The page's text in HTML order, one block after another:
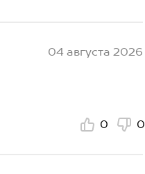
04 августа 2026
0 0